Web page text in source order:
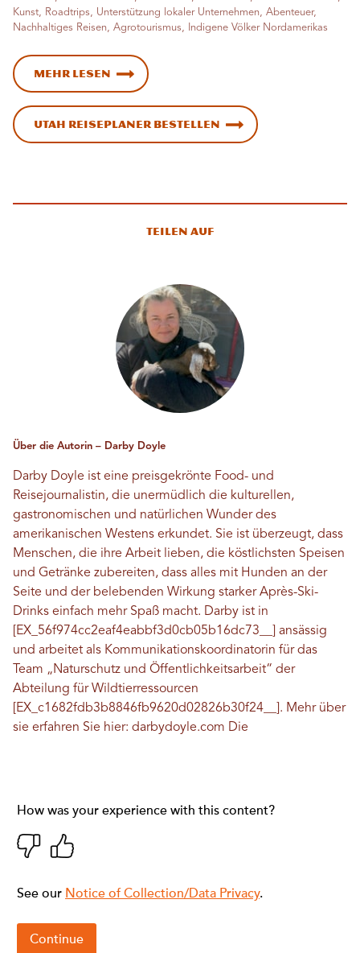
Kunst, Roadtrips, Unterstützung lokaler Unternehmen, Abenteuer,
Nachhaltiges Reisen, Agrotourismus, Indigene Völker Nordamerikas
Mehr lesen
Utah Reiseplaner bestellen
Teilen auf
Über die Autorin – Darby Doyle
Darby Doyle ist eine preisgekrönte Food- und
Reisejournalistin, die unermüdlich die kulturellen,
gastronomischen und natürlichen Wunder des
amerikanischen Westens erkundet. Sie ist überzeugt, dass
Menschen, die ihre Arbeit lieben, die köstlichsten Speisen
und Getränke zubereiten, dass alles mit Hunden an der
Seite und der belebenden Wirkung starker Après-Ski-
Drinks einfach mehr Spaß macht. Darby ist in
[EX_56f974cc2eaf4eabbf3d0cb05b16dc73__] ansässig
und arbeitet als Kommunikationskoordinatorin für das
Team „Naturschutz und Öffentlichkeitsarbeit“ der
Abteilung für Wildtierressourcen
[EX_c1682fdb3b8846fb9620d02826b30f24__]. Mehr über
sie erfahren Sie hier: darbydoyle.com Die